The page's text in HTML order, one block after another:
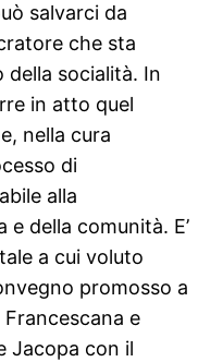
salvarci da
che sta
della socialità. In
in atto quel
nella cura
di
alla
della comunità. E’
a cui voluto
promosso a
e
Jacopa con il